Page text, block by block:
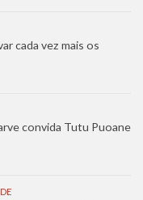
cada vez mais os
convida Tutu Puoane